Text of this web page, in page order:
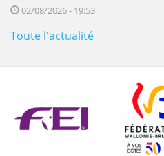
02/08/2026 - 19:53
Toute l'actualité